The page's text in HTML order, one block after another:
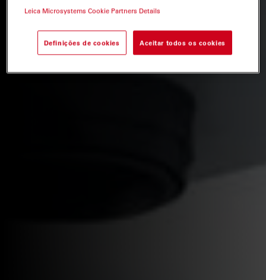
Leica Microsystems Cookie Partners Details
Definições de cookies Aceitar todos os cookies